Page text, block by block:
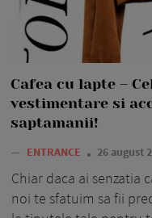
Cafea cu lapte –
vestimentare si
saptamanii!
— ENTRANCE 26 august
Chiar daca ai senzatia
noi te sfatuim sa fii